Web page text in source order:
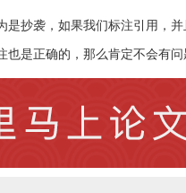
抄袭，如果我们标注引用，
是正确的，那么肯定不会有问